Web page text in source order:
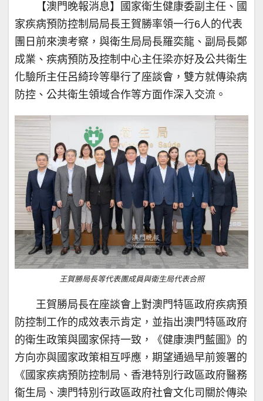
【澳門晚報消息】國家衛生健康委副主任、國
家疾病預防控制局局長王賀勝率領一行6人的代表
團日前來澳考察，與衛生局局長羅奕龍、副局長鄭
成業、疾病預防及控制中心主任梁亦好及公共衛生
化驗所主任呂綺玲等舉行了座談會，雙方就傳染病
防控、公共衛生領域合作等方面作深入交流。
王賀勝局長等代表團成員與衛生局代表合照
王賀勝局長在座談會上對澳門特區政府疾病預
防控制工作的成效表示肯定，並指出澳門特區政府
的衛生政策與國家保持一致，《健康澳門藍圖》的
方向亦與國家政策相互呼應，期望通過早前簽署的
《國家疾病預防控制局、香港特別行政區政府醫務
衞生局、澳門特別行政區政府社會文化司關於傳染